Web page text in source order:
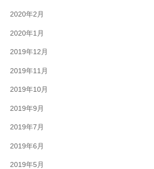
2020年2月
2020年1月
2019年12月
2019年11月
2019年10月
2019年9月
2019年7月
2019年6月
2019年5月